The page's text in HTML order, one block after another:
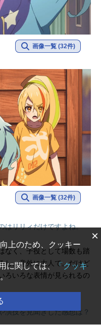
画像一覧 (32件)
画像一覧 (32件)
リリィだけですよね。
なく、子役として場数も踏
し、意外に大人で。だけど
ろいろな表情が見られるの
技を見聞きした感想は？
×
上のため、クッキー
に関しては、 「クッキ